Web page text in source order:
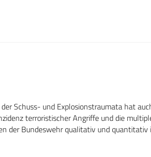
Schuss- und Explosionstraumata hat
terroristischer Angriffe und die
der Bundeswehr qualitativ und